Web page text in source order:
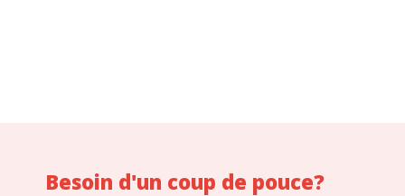
Besoin d'un coup de pouce?